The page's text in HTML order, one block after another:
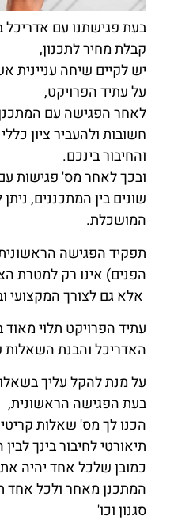
בעת פגישתנו עם
קבלת מחיר לתכנון,
יש לקיים שיחה עניינית
על עתיד הפרויקט,
לאחר הפגישה עם
חשובות ולהעביר ציון
והחיבור בינכם.
ובכך לאחר מס' פגישות
שונים בין המתכננים,
המושכלת.
תפקיד הפגישה
הפנים) אינו רק למטרת
אלא גם לצורך המקצועי
עתיד הפרויקט תלוי
האדריכל והבנת השאלות
על מנת להקל עליך
בעת הפגישה הראשונית,
הכנו לך מס' שאלות
תיאורטי לחיבור בינך
כמובן שלכל אחד יהיה את
המתכנן מאחר ולכל אחד
סגנון וכו'